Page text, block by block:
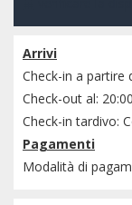
Arrivi
Check-in a partire
Check-out al: 20:00
Check-in tardivo:
Pagamenti
Modalità di